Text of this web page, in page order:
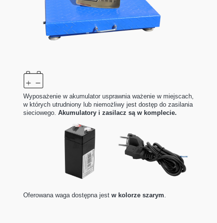
Wyposażenie w akumulator usprawnia ważenie w miejscach,
w których utrudniony lub niemożliwy jest dostęp do zasilania
sieciowego. Akumulatory i zasilacz są w komplecie.
Oferowana waga dostępna jest w kolorze szarym